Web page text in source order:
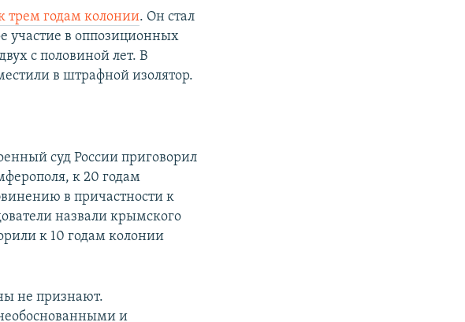
трем годам колонии. Он стал
участие в оппозиционных
с половиной лет. В
в штрафной изолятор.
суд России приговорил
к 20 годам
в причастности к
назвали крымского
к 10 годам колонии
не признают.
и